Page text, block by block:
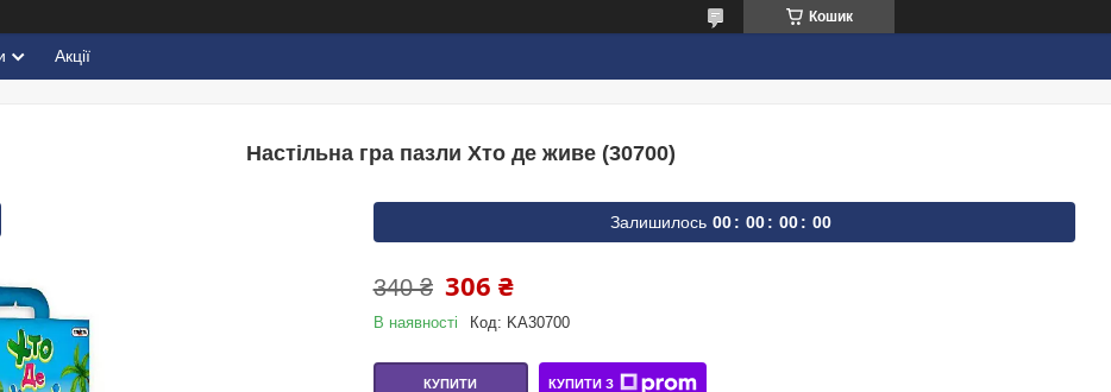
Кошик
Акції
Настільна гра пазли Хто де живе (30700)
Залишилось 00 00 00 00
340 ₴ 306 ₴
В наявності Код: KA30700
КУПИТИ КУПИТИ З